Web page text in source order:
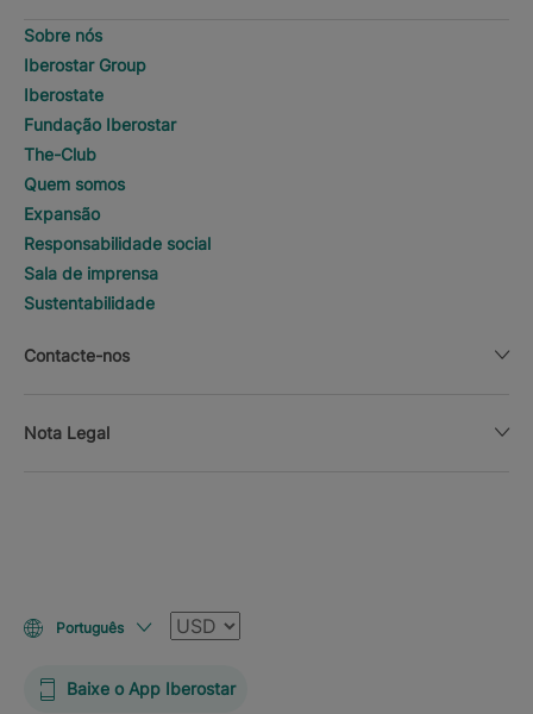
Sobre nós
Iberostar Group
Iberostate
Fundação Iberostar
The-Club
Quem somos
Expansão
Responsabilidade social
Sala de imprensa
Sustentabilidade
Contacte-nos
Nota Legal
Português Moeda
Baixe o App Iberostar